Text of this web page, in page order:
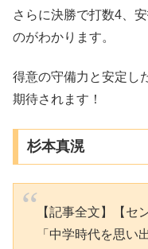
さらに決勝で打数4、
のがわかります。
得意の守備力と安定し
期待されます！
杉本真滉
【記事全文】【
「中学時代を思い